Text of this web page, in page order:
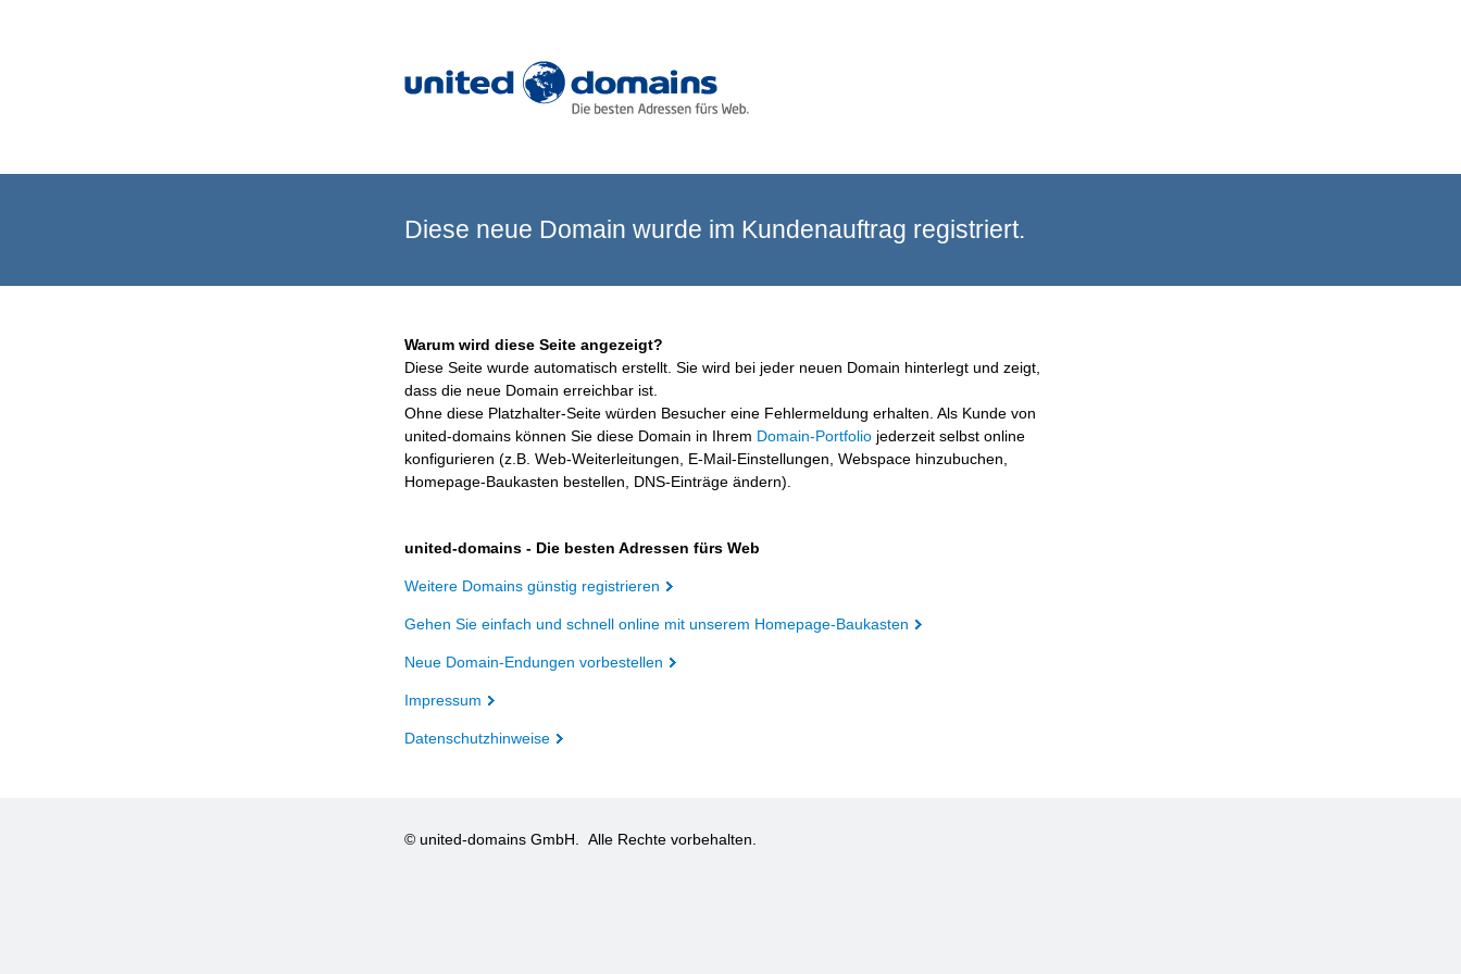
Diese neue Domain wurde im Kundenauftrag registriert.
Warum wird diese Seite angezeigt?
Diese Seite wurde automatisch erstellt. Sie wird bei jeder neuen Domain hinterlegt und zeigt,
dass die neue Domain erreichbar ist.
Ohne diese Platzhalter-Seite würden Besucher eine Fehlermeldung erhalten. Als Kunde von
united-domains können Sie diese Domain in Ihrem Domain-Portfolio jederzeit selbst online
konfigurieren (z.B. Web-Weiterleitungen, E-Mail-Einstellungen, Webspace hinzubuchen,
Homepage-Baukasten bestellen, DNS-Einträge ändern).
united-domains - Die besten Adressen fürs Web
Weitere Domains günstig registrieren
Gehen Sie einfach und schnell online mit unserem Homepage-Baukasten
Neue Domain-Endungen vorbestellen
Impressum
Datenschutzhinweise
© united-domains GmbH. Alle Rechte vorbehalten.